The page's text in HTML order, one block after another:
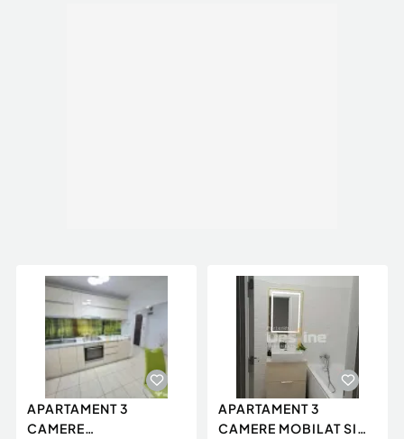
APARTAMENT 3
CAMERE
APARTAMENT 3
CAMERE MOBILAT SI